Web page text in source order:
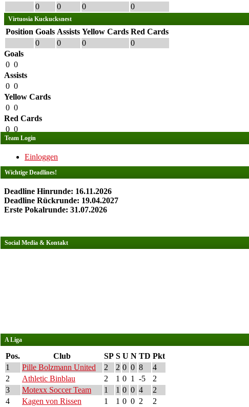
0
0 0 0
Virtuosia Kuckucksnest
Position Goals Assists Yellow Cards Red Cards
0
0 0
0
Goals
0 0
Assists
0 0
Yellow Cards
0 0
Red Cards
0 0
Team Login
Einloggen
Wichtige Deadlines!
Deadline Hinrunde: 16.11.2026
Deadline Rückrunde: 19.04.2027
Erste Pokalrunde: 31.07.2026
Social Media & Kontakt
A Liga
Pos. Club SP S U N TD Pkt
1
Pille Bolzmann United 2 2 0 0 8
4
2
Athletic Binblau 2 1 0 1 -5
2
3
Motexx Soccer Team 1 1 0 0 4
2
4
Kagen von Rissen 1 1 0 0 2
2